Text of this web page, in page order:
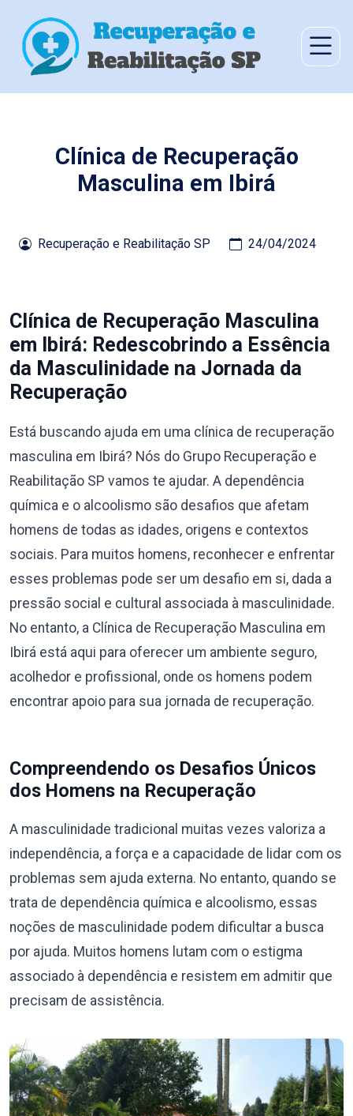
Clínica de Recuperação
Masculina em Ibirá
Recuperação e Reabilitação SP 24/04/2024
Clínica de Recuperação Masculina
em Ibirá: Redescobrindo a Essência
da Masculinidade na Jornada da
Recuperação
Está buscando ajuda em uma clínica de recuperação
masculina em Ibirá? Nós do Grupo Recuperação e
Reabilitação SP vamos te ajudar. A dependência
química e o alcoolismo são desafios que afetam
homens de todas as idades, origens e contextos
sociais. Para muitos homens, reconhecer e enfrentar
esses problemas pode ser um desafio em si, dada a
pressão social e cultural associada à masculinidade.
No entanto, a Clínica de Recuperação Masculina em
Ibirá está aqui para oferecer um ambiente seguro,
acolhedor e profissional, onde os homens podem
encontrar apoio para sua jornada de recuperação.
Compreendendo os Desafios Únicos
dos Homens na Recuperação
A masculinidade tradicional muitas vezes valoriza a
independência, a força e a capacidade de lidar com os
problemas sem ajuda externa. No entanto, quando se
trata de dependência química e alcoolismo, essas
noções de masculinidade podem dificultar a busca
por ajuda. Muitos homens lutam com o estigma
associado à dependência e resistem em admitir que
precisam de assistência.